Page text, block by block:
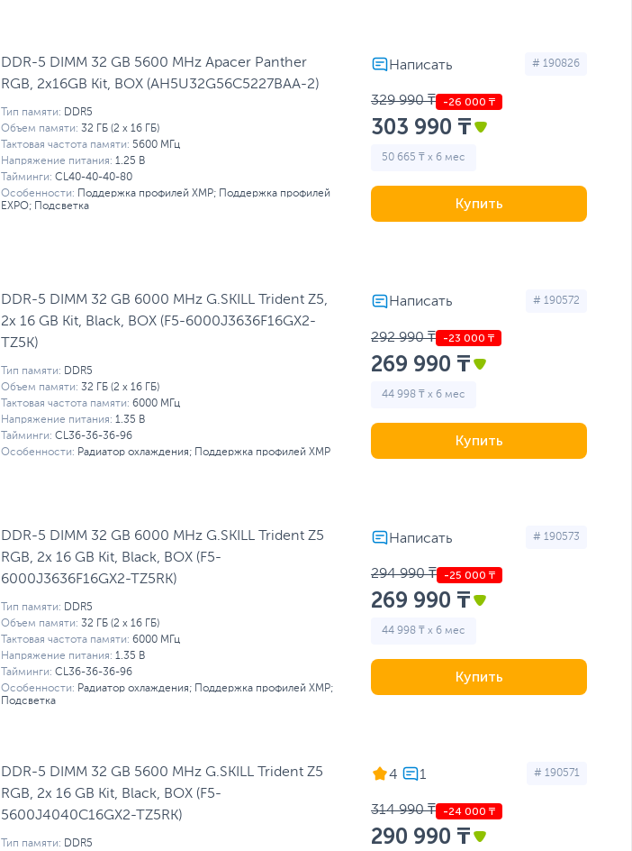
DDR-5 DIMM 32 GB 5600 MHz Apacer Panther
RGB, 2x16GB Kit, BOX (AH5U32G56C5227BAA-2)
Тип памяти: DDR5
Объем памяти: 32 ГБ (2 x 16 ГБ)
Тактовая частота памяти: 5600 МГц
Напряжение питания: 1.25 В
Тайминги: CL40-40-40-80
Особенности:
Поддержка профилей XMP; Поддержка профилей
EXPO; Подсветка
# 190826
329 990 ₸
303 990 ₸
50 665 ₸ x 6 мес
Купить
DDR-5 DIMM 32 GB 6000 MHz G.SKILL Trident Z5,
2x 16 GB Kit, Black, BOX (F5-6000J3636F16GX2-
TZ5K)
Тип памяти: DDR5
Объем памяти: 32 ГБ (2 x 16 ГБ)
Тактовая частота памяти: 6000 МГц
Напряжение питания: 1.35 В
Тайминги: CL36-36-36-96
Особенности: Радиатор охлаждения; Поддержка профилей XMP
# 190572
292 990 ₸
269 990 ₸
44 998 ₸ x 6 мес
Купить
DDR-5 DIMM 32 GB 6000 MHz G.SKILL Trident Z5
RGB, 2x 16 GB Kit, Black, BOX (F5-
6000J3636F16GX2-TZ5RK)
Тип памяти: DDR5
Объем памяти: 32 ГБ (2 x 16 ГБ)
Тактовая частота памяти: 6000 МГц
Напряжение питания: 1.35 В
Тайминги: CL36-36-36-96
Особенности: Радиатор охлаждения; Поддержка профилей XMP;
Подсветка
# 190573
294 990 ₸
269 990 ₸
44 998 ₸ x 6 мес
Купить
DDR-5 DIMM 32 GB 5600 MHz G.SKILL Trident Z5
RGB, 2x 16 GB Kit, Black, BOX (F5-
5600J4040C16GX2-TZ5RK)
Тип памяти: DDR5
4 # 190571
314 990 ₸
290 990 ₸